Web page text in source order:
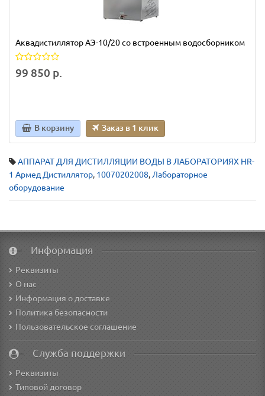
Аквадистиллятор АЭ-10/20 со встроенным водосборником
99 850 р.
В корзину Заказ в 1 клик
АППАРАТ ДЛЯ ДИСТИЛЛЯЦИИ ВОДЫ В ЛАБОРАТОРИЯХ HR-
1 Армед Дистиллятор, 10070202008, Лабораторное
оборудование
Информация
Реквизиты
О нас
Информация о доставке
Политика безопасности
Пользовательское соглашение
Служба поддержки
Реквизиты
Типовой договор